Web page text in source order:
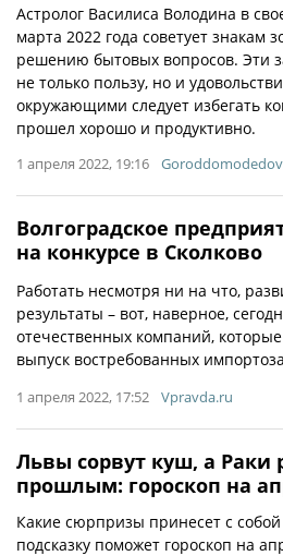
Астролог Василиса Володина в
марта 2022 года советует знакам
решению бытовых вопросов. Эти
не только пользу, но и
окружающими следует избегать
прошел хорошо и продуктивно.
1 апреля 2022, 19:16
Волгоградское
на конкурсе в Сколково
Работать несмотря ни на что,
результаты – вот, наверное,
отечественных компаний,
выпуск востребованных
1 апреля 2022, 17:52 Vpravda.ru
Львы сорвут куш, а Раки
прошлым: гороскоп на
Какие сюрпризы принесет с
подсказку поможет гороскоп на